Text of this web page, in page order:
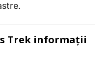
Trek informații